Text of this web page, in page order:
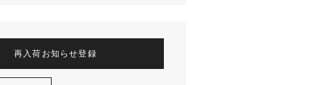
再入荷お知らせ登録